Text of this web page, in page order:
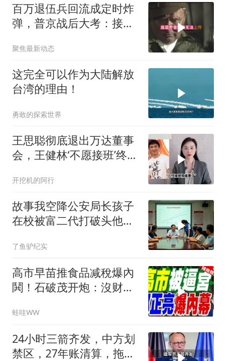
百万退伍兵回流成定时炸
弹，普京战后大考：接不
聚焦最新动态
这完全可以作为大陆解放
台湾的理由！
勇敢的探索世界
王思聪彻底退出万达董事
会，王健林‘不愿接班’终究
开挖机的阿行
故事我空降公安局长孩子
在校被富二代打破头他爹
了鱼驴纪实
高市早苗推食品减稅爆內
鬨！石破茂开炮：沒财源
民.孙大千｜辣晚报
20260804
蛙哇WW
24小时三箭齐发，中方划
禁区，27年账清算，拖船